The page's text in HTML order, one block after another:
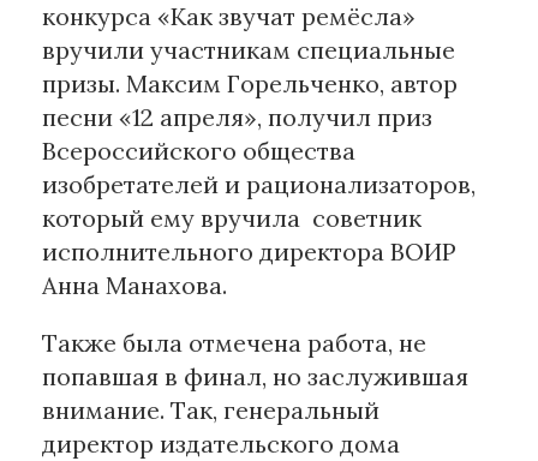
конкурса «Как звучат ремёсла»
вручили участникам специальные
призы. Максим Горельченко, автор
песни «12 апреля», получил приз
Всероссийского общества
изобретателей и рационализаторов,
который ему вручила советник
исполнительного директора ВОИР
Анна Манахова.
Также была отмечена работа, не
попавшая в финал, но заслужившая
внимание. Так, генеральный
директор издательского дома